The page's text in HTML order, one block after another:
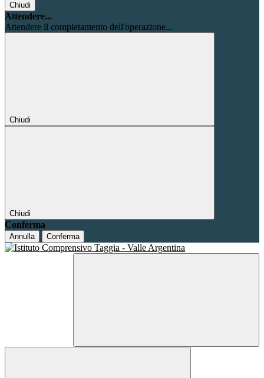
Chiudi
Attendere...
Attendere il completamento dell'operazione...
Chiudi
Chiudi
Conferma
Annulla Conferma